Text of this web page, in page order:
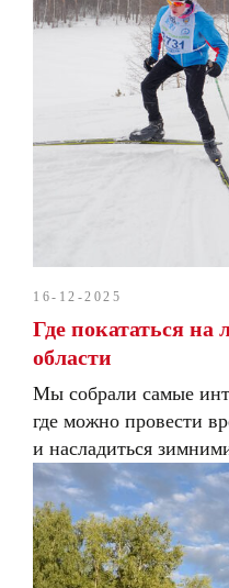
16-12-2025
Где покататься
области
Мы собрали самые
где можно провести
и насладиться